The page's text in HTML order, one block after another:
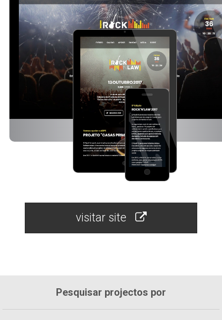
visitar site
Pesquisar projectos por